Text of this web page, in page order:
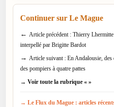
Continuer sur Le Mague
← Article précédent : Thierry
interpellé par Brigitte Bardot
→ Article suivant : En Andalousie, des
des pompiers à quatre pattes
→ Voir toute la rubrique « »
→ Le Flux du Mague : articles